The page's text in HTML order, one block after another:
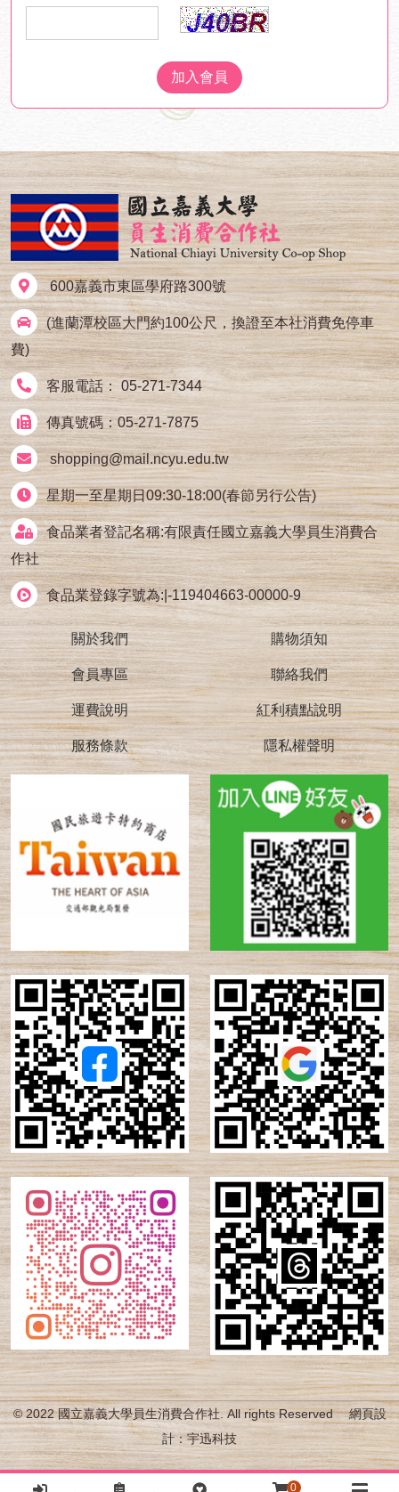
600嘉義市東區學府路300號
(進蘭潭校區大門約100公尺，換證至本社消費免停車
費)
客服電話： 05-271-7344
傳真號碼：05-271-7875
shopping@mail.ncyu.edu.tw
星期一至星期日09:30-18:00(春節另行公告)
食品業者登記名稱:有限責任國立嘉義大學員生消費合
作社
食品業登錄字號為:|-119404663-00000-9
關於我們 購物須知
會員專區 聯絡我們
運費說明 紅利積點說明
服務條款 隱私權聲明
© 2022 國立嘉義大學員生消費合作社. All rights Reserved網頁設
計：宇迅科技
0